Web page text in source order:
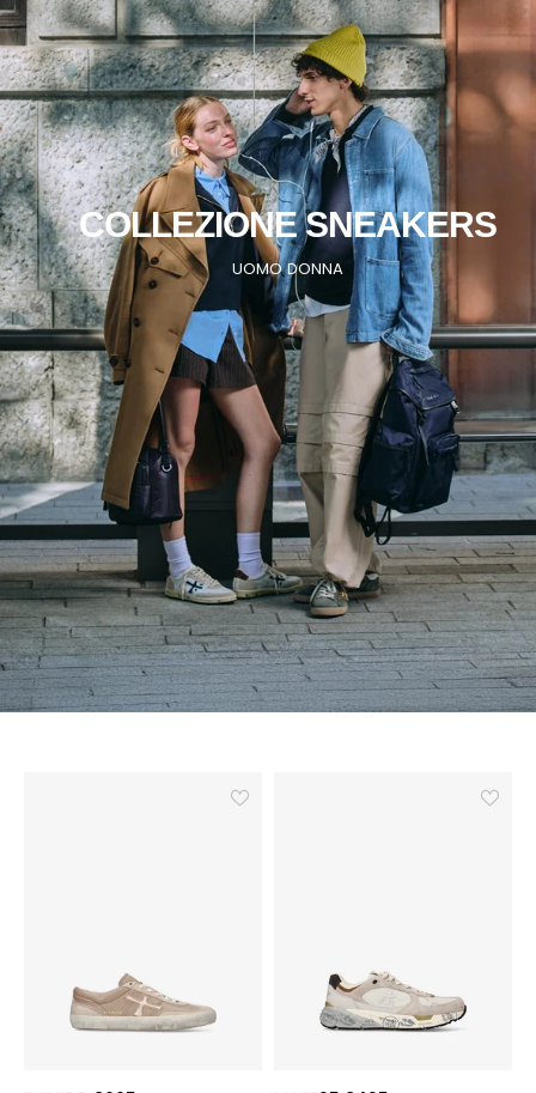
COLLEZIONE SNEAKERS
UOMO DONNA